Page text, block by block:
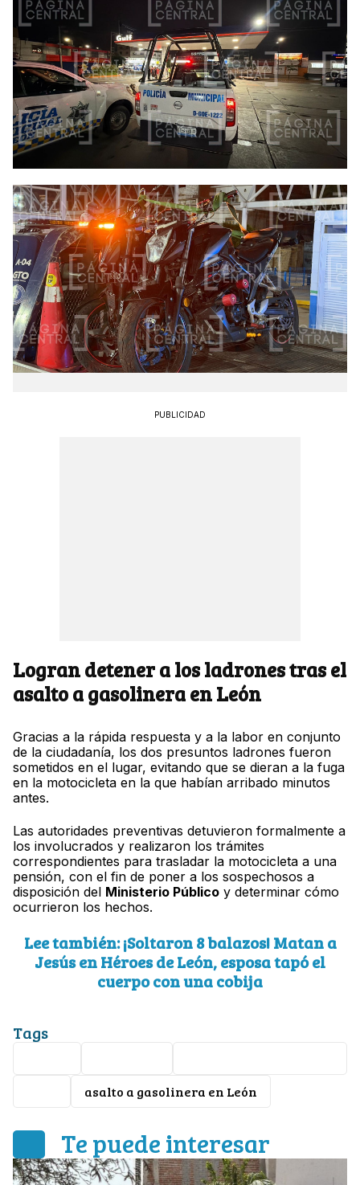
PUBLICIDAD
Logran detener a los ladrones tras el
asalto a gasolinera en León
Gracias a la rápida respuesta y a la labor en conjunto
de la ciudadanía, los dos presuntos ladrones fueron
sometidos en el lugar, evitando que se dieran a la fuga
en la motocicleta en la que habían arribado minutos
antes.
Las autoridades preventivas detuvieron formalmente a
los involucrados y realizaron los trámites
correspondientes para trasladar la motocicleta a una
pensión, con el fin de poner a los sospechosos a
disposición del Ministerio Público y determinar cómo
ocurrieron los hechos.
Lee también: ¡Soltaron 8 balazos! Matan a
Jesús en Héroes de León, esposa tapó el
cuerpo con una cobija
Tags
asalto a gasolinera en León
Te puede interesar